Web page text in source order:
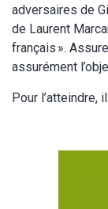
adversaires de
de Laurent
français ».
assurément
Pour l’atteindre,